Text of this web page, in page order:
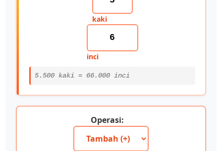
kaki
inci
5.500 kaki = 66.000 inci
Operasi: